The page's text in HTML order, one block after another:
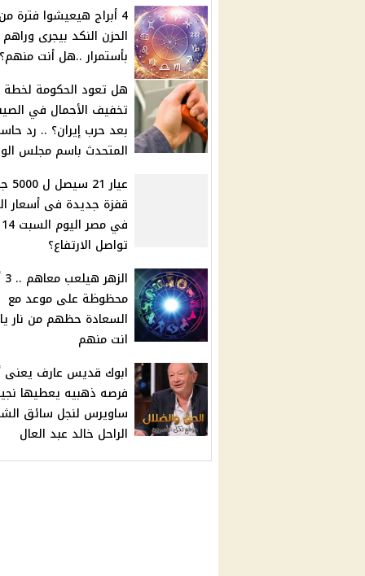
4 أبراج هيعيشوا فترة
الحزن النكد بيجرى وراهم
بأستمرار ..هل أنت منهم؟
هل تعود الحكومة لخطة
تخفيف الأحمال في
بعد حرب إيران؟ .. رد
المتحدث باسم مجلس
قفزة جديدة فى أسعار
تواصل الارتفاع؟
محظوظة على موعد مع
السعادة حظهم من نار
انت منهم
ابوك قديس عارف يعنى
فرصه ذهبيه يعطيها
ساويرس لنجل سائق
الراحل خالد عبد العال